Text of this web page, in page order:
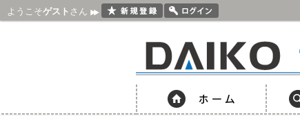
ようこそゲスト さん